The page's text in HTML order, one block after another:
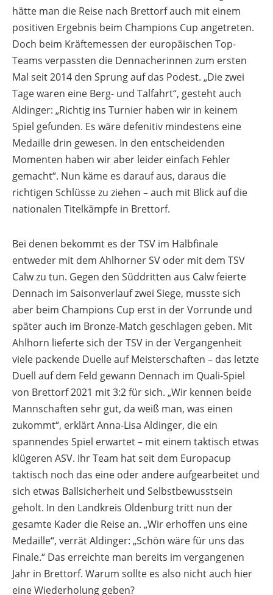
hätte man die Reise nach Brettorf auch mit einem
positiven Ergebnis beim Champions Cup angetreten.
Doch beim Kräftemessen der europäischen Top-
Teams verpassten die Dennacherinnen zum ersten
Mal seit 2014 den Sprung auf das Podest. „Die zwei
Tage waren eine Berg- und Talfahrt“, gesteht auch
Aldinger: „Richtig ins Turnier haben wir in keinem
Spiel gefunden. Es wäre defenitiv mindestens eine
Medaille drin gewesen. In den entscheidenden
Momenten haben wir aber leider einfach Fehler
gemacht“. Nun käme es darauf aus, daraus die
richtigen Schlüsse zu ziehen – auch mit Blick auf die
nationalen Titelkämpfe in Brettorf.
Bei denen bekommt es der TSV im Halbfinale
entweder mit dem Ahlhorner SV oder mit dem TSV
Calw zu tun. Gegen den Süddritten aus Calw feierte
Dennach im Saisonverlauf zwei Siege, musste sich
aber beim Champions Cup erst in der Vorrunde und
später auch im Bronze-Match geschlagen geben. Mit
Ahlhorn lieferte sich der TSV in der Vergangenheit
viele packende Duelle auf Meisterschaften – das letzte
Duell auf dem Feld gewann Dennach im Quali-Spiel
von Brettorf 2021 mit 3:2 für sich. „Wir kennen beide
Mannschaften sehr gut, da weiß man, was einen
zukommt“, erklärt Anna-Lisa Aldinger, die ein
spannendes Spiel erwartet – mit einem taktisch etwas
klügeren ASV. Ihr Team hat seit dem Europacup
taktisch noch das eine oder andere aufgearbeitet und
sich etwas Ballsicherheit und Selbstbewusstsein
geholt. In den Landkreis Oldenburg tritt nun der
gesamte Kader die Reise an. „Wir erhoffen uns eine
Medaille“, verrät Aldinger: „Schön wäre für uns das
Finale.“ Das erreichte man bereits im vergangenen
Jahr in Brettorf. Warum sollte es also nicht auch hier
eine Wiederholung geben?